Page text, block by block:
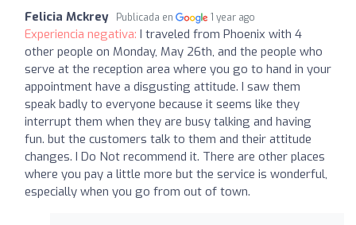
Felicia Mckrey Publicada en 1 year ago
Experiencia negativa: I traveled from Phoenix with 4
other people on Monday, May 26th, and the people who
serve at the reception area where you go to hand in your
appointment have a disgusting attitude. I saw them
speak badly to everyone because it seems like they
interrupt them when they are busy talking and having
fun. but the customers talk to them and their attitude
changes. I Do Not recommend it. There are other places
where you pay a little more but the service is wonderful,
especially when you go from out of town.